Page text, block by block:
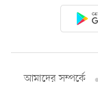
আমাদের সম্পর্কে